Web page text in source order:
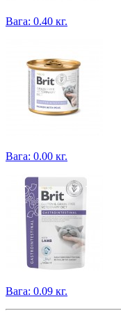
Вага: 0.40 кг.
Вага: 0.00 кг.
Вага: 0.09 кг.